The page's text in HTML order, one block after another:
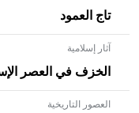
تاج العمود
آثار إسلامية
الخزف في العصر
العصور التاريخية
- هل تعلم أن الأبلق